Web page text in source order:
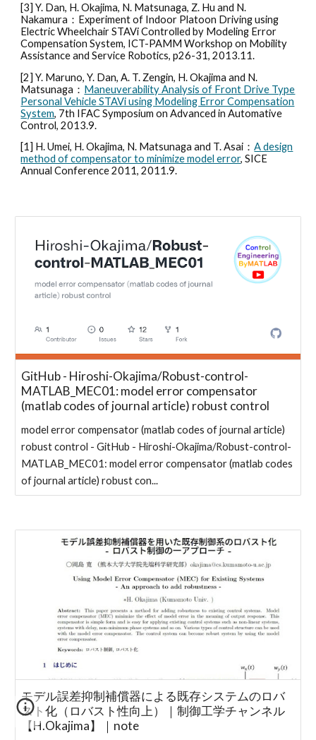
[3] Y. Dan, H. Okajima, N. Matsunaga, Z. Hu and N.
Nakamura：Experiment of Indoor Platoon Driving using
Electric Wheelchair STAVi Controlled by Modeling Error
Compensation System, ICT-PAMM Workshop on Mobility
Assistance and Service Robotics, p26-31, 2013.11.
[2] Y. Maruno, Y. Dan, A. T. Zengin, H. Okajima and N.
Matsunaga： Maneuverability Analysis of Front Drive Type
Personal Vehicle STAVi using Modeling Error Compensation
System, 7th IFAC Symposium on Advanced in Automative
Control, 2013.9.
[1] H. Umei, H. Okajima, N. Matsunaga and T. Asai：A design
method of compensator to minimize model error, SICE
Annual Conference 2011, 2011.9.
GitHub - Hiroshi-Okajima/Robust-control-
MATLAB_MEC01: model error compensator
(matlab codes of journal article) robust control
model error compensator (matlab codes of journal article)
robust control - GitHub - Hiroshi-Okajima/Robust-control-
MATLAB_MEC01: model error compensator (matlab codes
of journal article) robust con...
モデル誤差抑制補償器による既存システムのロバ
スト化（ロバスト性向上）｜制御工学チャンネル
【H.Okajima】｜note